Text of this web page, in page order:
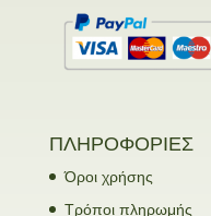
ΠΛΗΡΟΦΟΡΙΕΣ
Όροι χρήσης
Τρόποι πληρωμής